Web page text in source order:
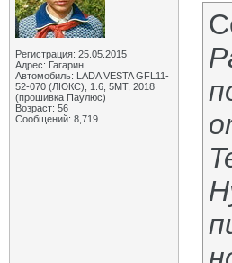
Регистрация: 25.05.2015
Адрес: Гагарин
Автомобиль: LADA VESTA GFL11-
52-070 (ЛЮКС), 1.6, 5МТ, 2018
(прошивка Паулюс)
Возраст: 56
Сообщений: 8,719